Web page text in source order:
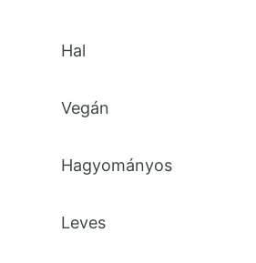
Hal
Vegán
Hagyományos
Leves